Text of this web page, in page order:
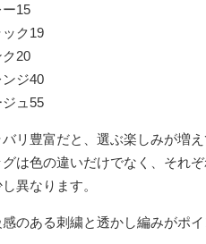
ー15
ック19
ク20
ンジ40
ュ55
バリ豊富だと、選ぶ楽しみが増
は色の違いだけでなく、それ
し異なります。
のある刺繍と透かし編みがポ